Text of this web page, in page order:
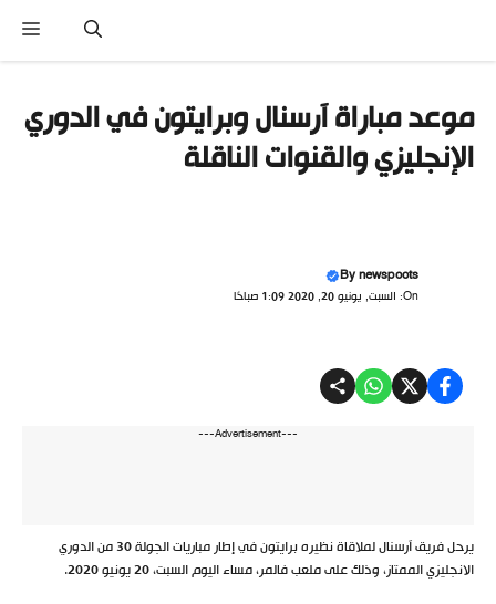
المحتوى
موعد مباراة آرسنال وبرايتون في الدوري
الإنجليزي والقنوات الناقلة
Bynewspoots
On: السبت, يونيو 20, 2020 1:09 صباحًا
---Advertisement---
يرحل فريق آرسنال لملاقاة نظيره برايتون في إطار مباريات الجولة 30 من الدوري
الانجليزي الممتاز، وذلك على ملعب فالمر، مساء اليوم السبت، 20 يونيو 2020.